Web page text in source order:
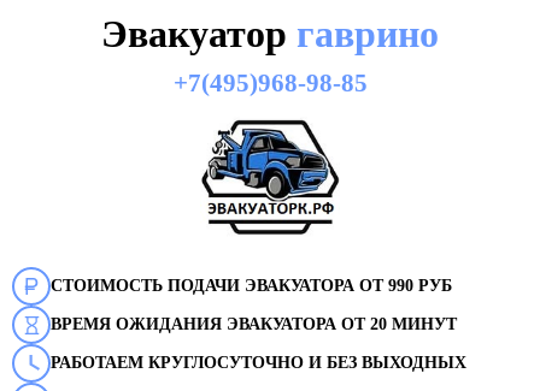
Эвакуатор гаврино
+7(495)968-98-85
СТОИМОСТЬ ПОДАЧИ ЭВАКУАТОРА ОТ 990 РУБ
ВРЕМЯ ОЖИДАНИЯ ЭВАКУАТОРА ОТ 20 МИНУТ
РАБОТАЕМ КРУГЛОСУТОЧНО И БЕЗ ВЫХОДНЫХ